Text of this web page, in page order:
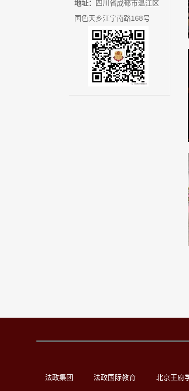
地址：
四川省成都市温江区
国色天乡江宁南路168号
法政集团 法政国际教育 北京王府